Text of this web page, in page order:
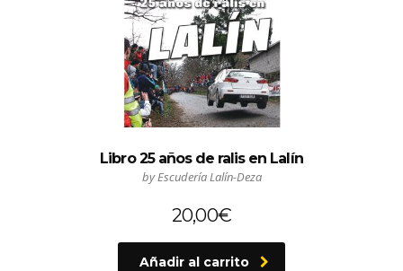
Libro 25 años de ralis en Lalín
by Escudería Lalín-Deza
20,00€
Añadir al carrito